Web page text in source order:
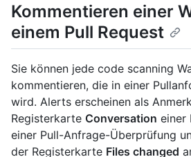
Kommentieren einer
einem Pull Request
Sie können jede code scanning
kommentieren, die in einer
wird. Alerts erscheinen als
Registerkarte Conversation einer
einer Pull-Anfrage-Überprüfung
der Registerkarte Files changed